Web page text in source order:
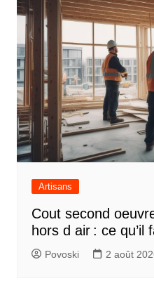
Artisans
Cout second
hors d air : ce qu’il
Povoski 2 août